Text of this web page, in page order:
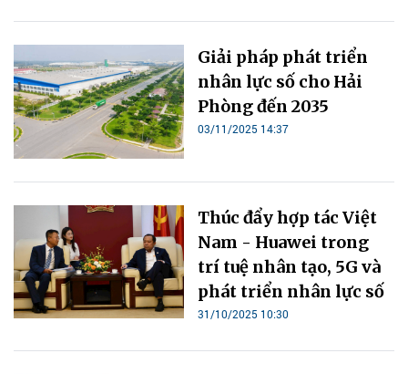
Giải pháp phát triển
nhân lực số cho Hải
Phòng đến 2035
03/11/2025 14:37
Thúc đẩy hợp tác Việt
Nam - Huawei trong
trí tuệ nhân tạo, 5G và
phát triển nhân lực số
31/10/2025 10:30